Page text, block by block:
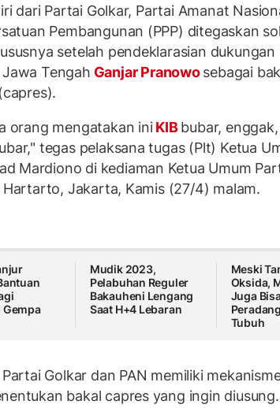
dari Partai Golkar, Partai Amanat
Pembangunan (PPP) ditegaskan
setelah pendeklarasian dukungan
Tengah Ganjar Pranowosebagai
orang mengatakan iniKIBbubar,
tegas pelaksana tugas (Plt) Ketua
Mardiono di kediaman Ketua Umum
Hartarto, Jakarta, Kamis (27/4) malam.
Gempa
Mudik 2023,
Pelabuhan Reguler
Bakauheni Lengang
Saat H+4 Lebaran
Meski
Oksida,
Juga
Tubuh
Golkar dan PAN memiliki
bakal capres yang ingin